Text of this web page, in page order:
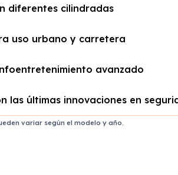
diferentes cilindradas
uso urbano y carretera
avanzado
las últimas innovaciones en
variar según el modelo y año.